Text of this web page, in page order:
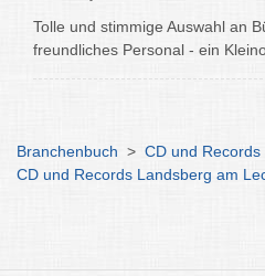
Tolle und stimmige Auswahl an
freundliches Personal - ein
Branchenbuch > CD und Records
CD und Records Landsberg am